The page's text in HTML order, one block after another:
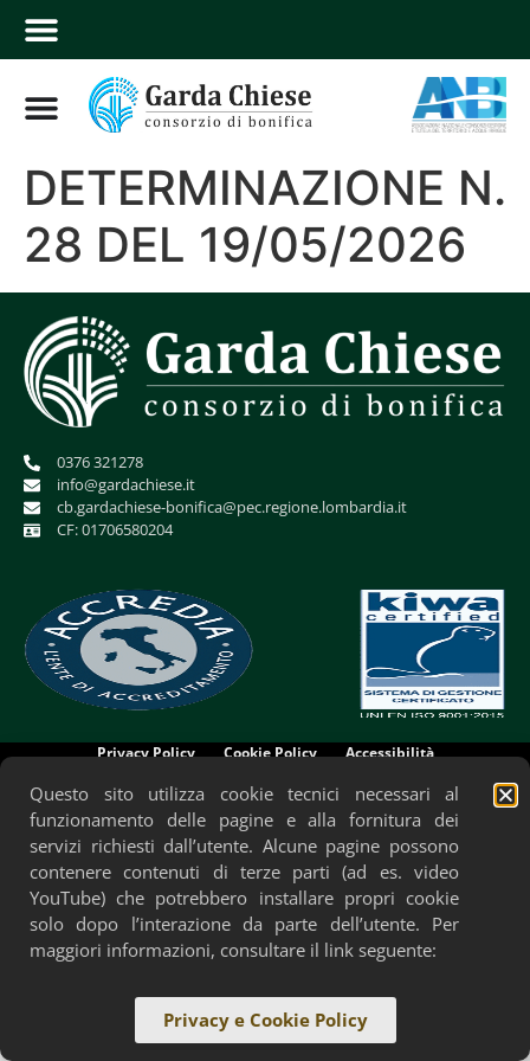
DETERMINAZIONE N.
28 DEL 19/05/2026
0376 321278
info@gardachiese.it
cb.gardachiese-bonifica@pec.regione.lombardia.it
CF: 01706580204
Privacy Policy Cookie Policy Accessibilità
Questo sito utilizza cookie tecnici necessari al
funzionamento delle pagine e alla fornitura dei
servizi richiesti dall’utente. Alcune pagine possono
contenere contenuti di terze parti (ad es. video
YouTube) che potrebbero installare propri cookie
solo dopo l’interazione da parte dell’utente. Per
maggiori informazioni, consultare il link seguente:
Privacy e Cookie Policy